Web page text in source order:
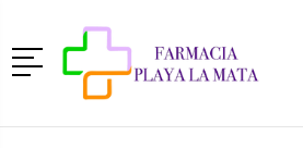
Menú